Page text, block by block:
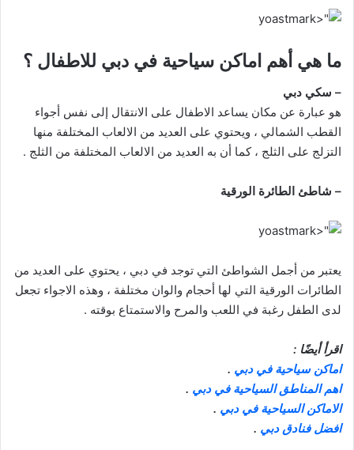
ما هي أهم اماكن سياحية في دبي للاطفال ؟
– سكي دبي
هو عبارة عن مكان يساعد الاطفال على الانتقال إلى نفس أجواء
القطب الشمالي ، ويحتوي على العديد من الالعاب المختلفة منها
التزلج على الثلج ، كما أن به العديد من الالعاب المختلفة من الثلج .
– شاطئ الطائرة الورقية
يعتبر من أجمل الشواطئ التي توجد في دبي ، يحتوي على العديد من
الطائرات الورقية التي لها أحجام والوان مختلفة ، وهذه الاجواء تجعل
لدى الطفل رغبة في اللعب والمرح والاستمتاع بوقته .
اقرأ أيضًا :
اماكن سياحية في دبي .
اهم المناطق السياحية في دبي .
الاماكن السياحية في دبي .
افضل فنادق دبي .